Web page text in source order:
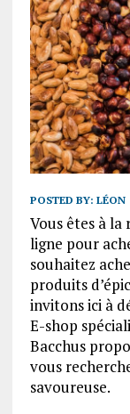
POSTED BY: LÉON
Vous êtes à la
ligne pour
souhaitez
produits
invitons ici à
E-shop
Bacchus
vous
savoureuse.